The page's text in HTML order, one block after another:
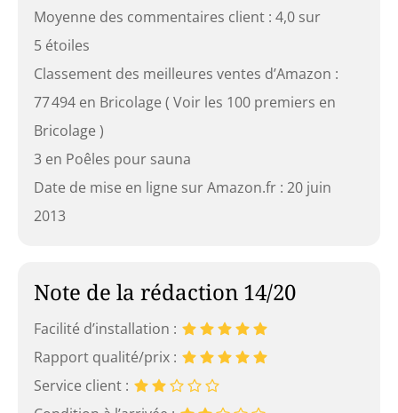
Moyenne des commentaires client : 4,0 sur
5 étoiles
Classement des meilleures ventes d’Amazon :
77 494 en Bricolage ( Voir les 100 premiers en
Bricolage )
3 en Poêles pour sauna
Date de mise en ligne sur Amazon.fr : 20 juin
2013
Note de la rédaction 14/20
Facilité d’installation :
Rapport qualité/prix :
Service client :